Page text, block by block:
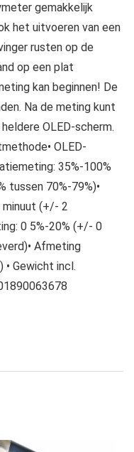
gemakkelijk
het uitvoeren van een
rusten op de
op een plat
kan beginnen! De
Na de meting kunt
OLED-scherm.
OLED-
35%-100%
tussen 70%-79%)•
minuut (+/- 2
0 5%-20% (+/- 0
Afmeting
• Gewicht incl.